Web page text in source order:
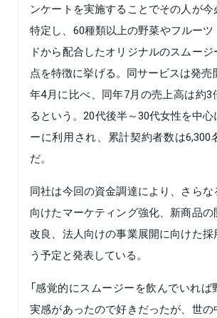
ンケートを実施することでその人が
特定し、60種類以上の野菜やフルー
ドから配合したオリジナルのスムー
点を特徴に挙げる。同サービスは発売
年4月に比べ、同年7月の売上高は約3
るという。20代後半～30代女性を中
ーに利用され、累計契約者数は6,300
だ。
同社は今回の資金調達により、さら
向けたマーケティング強化、新商品
改良、法人向けの事業展開に向けた
う予定と発表している。
「感覚的にスムージーを飲んでいれ
実感があったので好きだったが、世